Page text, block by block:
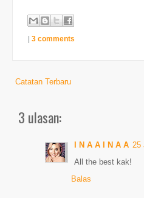
3 comments
Catatan Terbaru
3 ulasan:
I N A A I N A A 25
All the best kak!
Balas